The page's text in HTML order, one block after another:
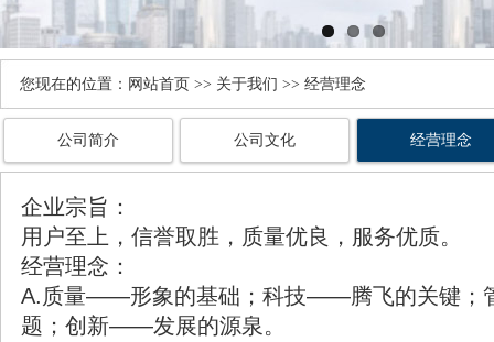
您现在的位置： 网站首页 >> 关于我们 >> 经营理念
公司简介 公司文化 经营理念
企业宗旨：
用户至上，信誉取胜，质量优良，服务优质。
经营理念：
A.质量——形象的基础；科技——腾飞的关键
题；创新——发展的源泉。